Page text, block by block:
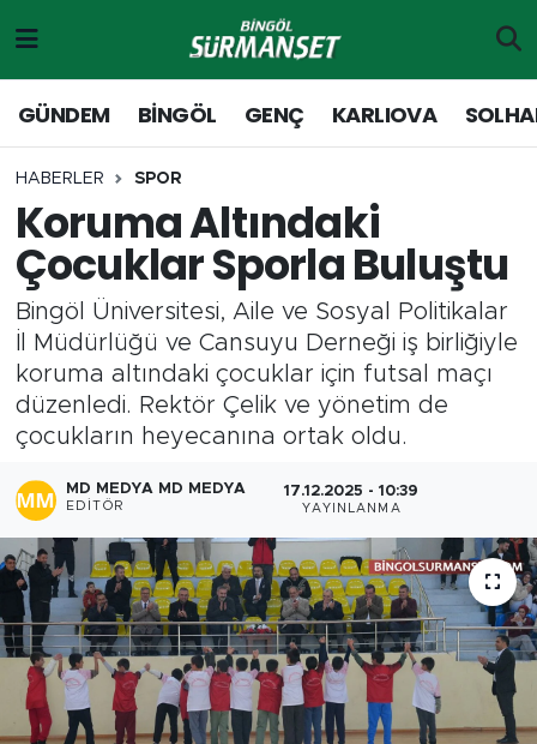
GÜNDEM BİNGÖL GENÇ KARLIOVA
HABERLER SPOR
Koruma Altındaki
Çocuklar Sporla Buluştu
Bingöl Üniversitesi, Aile ve Sosyal Politikalar
İl Müdürlüğü ve Cansuyu Derneği iş birliğiyle
koruma altındaki çocuklar için futsal maçı
düzenledi. Rektör Çelik ve yönetim de
çocukların heyecanına ortak oldu.
MD MEDYA MD MEDYA
EDITÖR
17.12.2025 - 10:39
YAYINLANMA
Genç
Solhan
Karlıova
Adaklı-Kiğı
Yayladere-Yedisu
Spor
Yaşam
Sağlık
Merkez Hava Durumu
Merkez Trafik Yoğunluk Haritası
Süper Lig Puan Durumu ve Fikstür
Tüm Manşetler
Son Dakika Haberleri